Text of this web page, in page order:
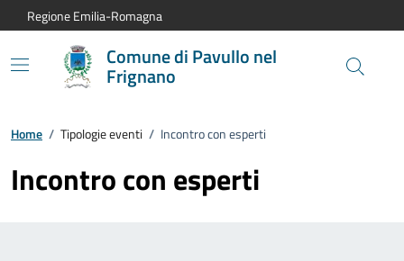
Vai al contenuto principale
Vai alla navigazione del sito
Vai al piede di pagina
Regione Emilia-Romagna
Comune di Pavullo nel
Frignano
Home / Tipologie eventi / Incontro con esperti
Incontro con esperti